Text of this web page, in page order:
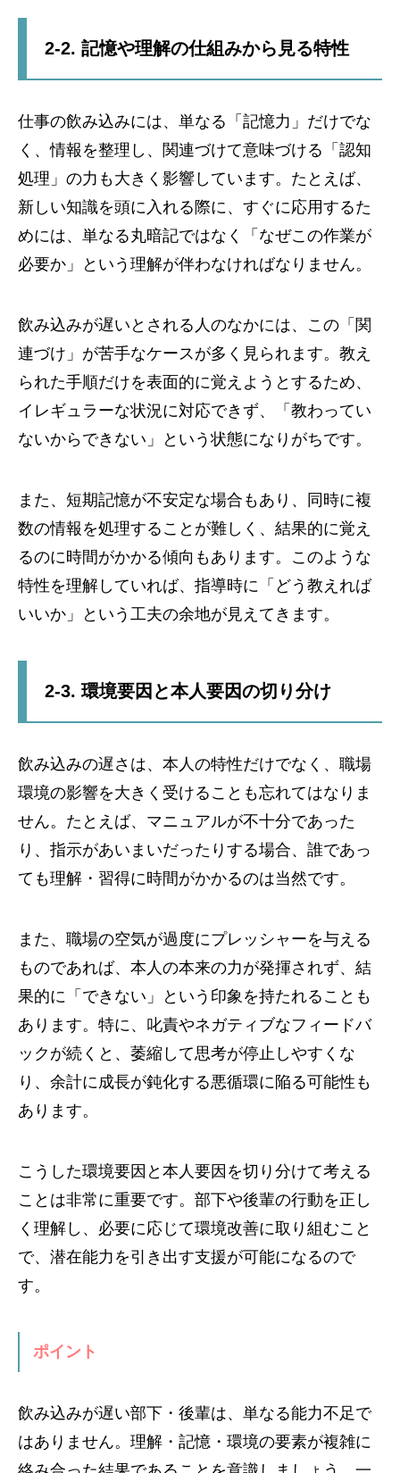
2-2. 記憶や理解の仕組みから見る特性
仕事の飲み込みには、単なる「記憶力」だけでな
く、情報を整理し、関連づけて意味づける「認知
処理」の力も大きく影響しています。たとえば、
新しい知識を頭に入れる際に、すぐに応用するた
めには、単なる丸暗記ではなく「なぜこの作業が
必要か」という理解が伴わなければなりません。
飲み込みが遅いとされる人のなかには、この「関
連づけ」が苦手なケースが多く見られます。教え
られた手順だけを表面的に覚えようとするため、
イレギュラーな状況に対応できず、「教わってい
ないからできない」という状態になりがちです。
また、短期記憶が不安定な場合もあり、同時に複
数の情報を処理することが難しく、結果的に覚え
るのに時間がかかる傾向もあります。このような
特性を理解していれば、指導時に「どう教えれば
いいか」という工夫の余地が見えてきます。
2-3. 環境要因と本人要因の切り分け
飲み込みの遅さは、本人の特性だけでなく、職場
環境の影響を大きく受けることも忘れてはなりま
せん。たとえば、マニュアルが不十分であった
り、指示があいまいだったりする場合、誰であっ
ても理解・習得に時間がかかるのは当然です。
また、職場の空気が過度にプレッシャーを与える
ものであれば、本人の本来の力が発揮されず、結
果的に「できない」という印象を持たれることも
あります。特に、叱責やネガティブなフィードバ
ックが続くと、萎縮して思考が停止しやすくな
り、余計に成長が鈍化する悪循環に陥る可能性も
あります。
こうした環境要因と本人要因を切り分けて考える
ことは非常に重要です。部下や後輩の行動を正し
く理解し、必要に応じて環境改善に取り組むこと
で、潜在能力を引き出す支援が可能になるので
す。
ポイント
飲み込みが遅い部下・後輩は、単なる能力不足で
はありません。理解・記憶・環境の要素が複雑に